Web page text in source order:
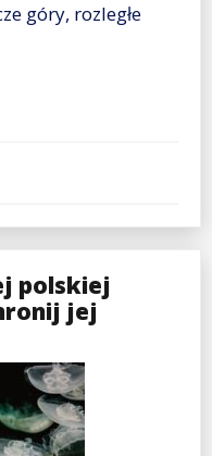
góry, rozległe
polskiej
jej